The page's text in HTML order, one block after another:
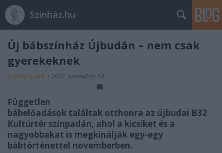
Színház.hu
Új bábszínház Újbudán – nem csak
gyerekeknek
szinhaz szerk. • 2017. november 14.
Független
bábelőadások találtak otthonra az újbudai B32
Kultúrtér színpadán, ahol a kicsiket és a
nagyobbakat is megkínálják egy-egy
bábtörténettel novemberben.